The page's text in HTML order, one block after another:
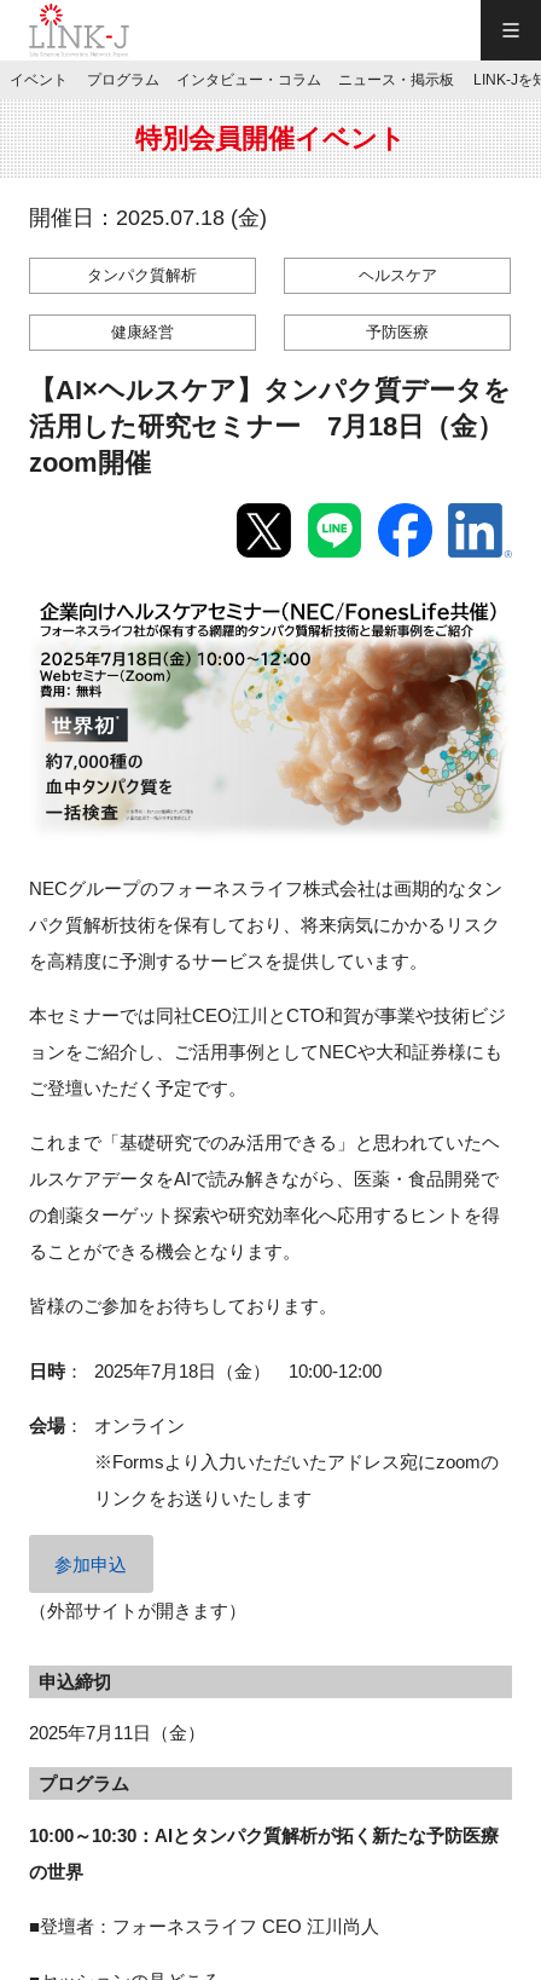
JP／EN
特別会員専用メニュー
お問い合わせ
イベント
プログラム
インタビュー・コラム
特別会員
FAQ
イベントお知らせメール登録
イベント プログラム インタビュー・コラム ニュース・掲示板 LINK-Jを
特別会員開催イベント
開催日：2025.07.18 (金)
タンパク質解析 ヘルスケア
健康経営 予防医療
【AI×ヘルスケア】タンパク質データを
活用した研究セミナー 7月18日（金）
zoom開催
NECグループのフォーネスライフ株式会社は画期的なタン
パク質解析技術を保有しており、将来病気にかかるリスク
を高精度に予測するサービスを提供しています。
本セミナーでは同社CEO江川とCTO和賀が事業や技術ビジ
ョンをご紹介し、ご活用事例としてNECや大和証券様にも
ご登壇いただく予定です。
これまで「基礎研究でのみ活用できる」と思われていたヘ
ルスケアデータをAIで読み解きながら、医薬・食品開発で
の創薬ターゲット探索や研究効率化へ応用するヒントを得
ることができる機会となります。
皆様のご参加をお待ちしております。
日時： 2025年7月18日（金） 10:00-12:00
会場：
オンライン
※Formsより入力いただいたアドレス宛にzoomの
リンクをお送りいたします
参加申込
（外部サイトが開きます）
申込締切
2025年7月11日（金）
プログラム
10:00～10:30：AIとタンパク質解析が拓く新たな予防医療
の世界
■登壇者：フォーネスライフ CEO 江川尚人